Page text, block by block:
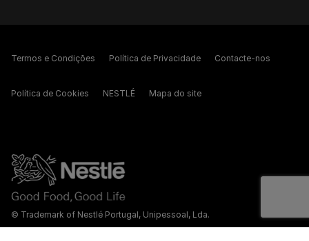
© Trademark of Nestlé Portugal, Unipessoal, Lda.
Termos e Condições Política de Privacidade Contacte-nos
Política de Cookies NESTLÉ Mapa do site